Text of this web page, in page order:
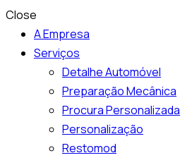
Close
A Empresa
Serviços
Detalhe Automóvel
Preparação Mecânica
Procura Personalizada
Personalização
Restomod